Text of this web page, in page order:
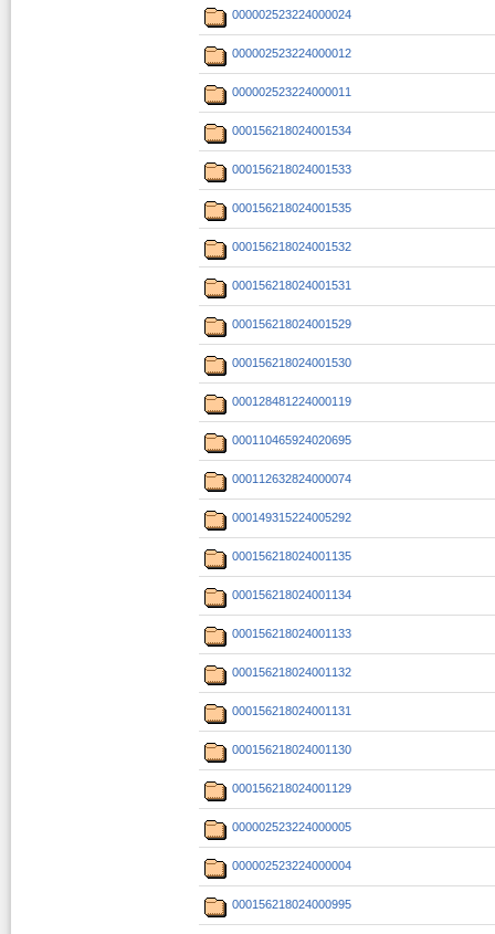
000002523224000024
000002523224000012
000002523224000011
000156218024001534
000156218024001533
000156218024001535
000156218024001532
000156218024001531
000156218024001529
000156218024001530
000128481224000119
000110465924020695
000112632824000074
000149315224005292
000156218024001135
000156218024001134
000156218024001133
000156218024001132
000156218024001131
000156218024001130
000156218024001129
000002523224000005
000002523224000004
000156218024000995